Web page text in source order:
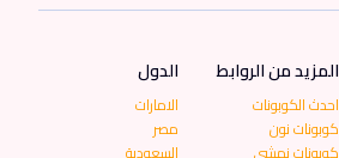
المزيد من الروابط
احدث الكوبونات
كوبونات نون
كوبونات نمشي
الدول
الامارات
مصر
السعودية